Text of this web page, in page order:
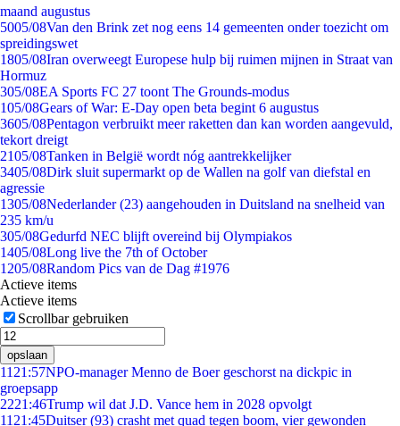
maand augustus
5005/08Van den Brink zet nog eens 14 gemeenten onder toezicht om
spreidingswet
1805/08Iran overweegt Europese hulp bij ruimen mijnen in Straat van
Hormuz
305/08EA Sports FC 27 toont The Grounds-modus
105/08Gears of War: E-Day open beta begint 6 augustus
3605/08Pentagon verbruikt meer raketten dan kan worden aangevuld,
tekort dreigt
2105/08Tanken in België wordt nóg aantrekkelijker
3405/08Dirk sluit supermarkt op de Wallen na golf van diefstal en
agressie
1305/08Nederlander (23) aangehouden in Duitsland na snelheid van
235 km/u
305/08Gedurfd NEC blijft overeind bij Olympiakos
1405/08Long live the 7th of October
1205/08Random Pics van de Dag #1976
Actieve items
Actieve items
Scrollbar gebruiken
opslaan
11 21:57NPO-manager Menno de Boer geschorst na dickpic in
groepsapp
2221:46Trump wil dat J.D. Vance hem in 2028 opvolgt
11 21:45Duitser (93) crasht met quad tegen boom, vier gewonden